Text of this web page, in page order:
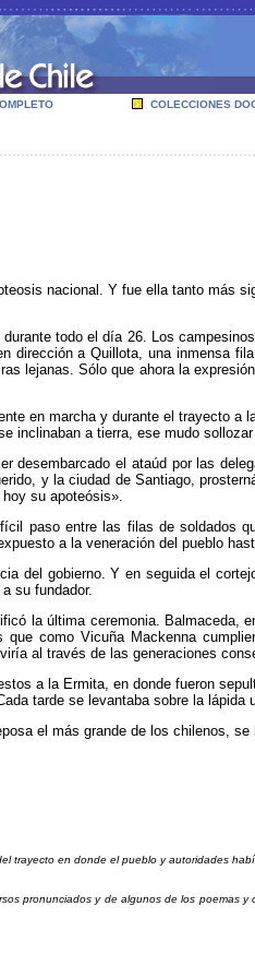
COLECCIONES
nacional. Y fue ella tanto más
todo el día 26. Los
dirección a Quillota, una inmensa
lejanas. Sólo que ahora la
en marcha y durante el trayecto
inclinaban a tierra, ese mudo
desembarcado el ataúd por las
y la ciudad de Santiago,
su apoteósis».
paso entre las filas de soldados
a la veneración del pueblo
del gobierno. Y en seguida el
su fundador.
la última ceremonia.
como Vicuña Mackenna
al través de las generaciones
a la Ermita, en donde fueron
tarde se levantaba sobre la lápida
el más grande de los chilenos,
trayecto en donde el pueblo y autoridades
pronunciados y de algunos de los poemas